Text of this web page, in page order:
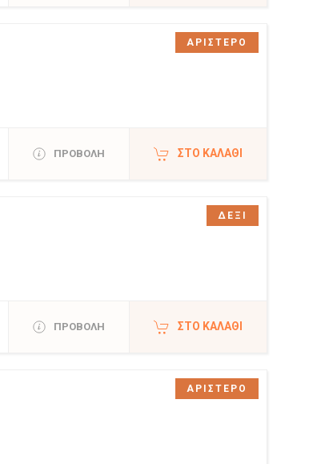
ΠΡΟΒΟΛΗ ΣΤΟ ΚΑΛΆΘΙ
ΑΡΙΣΤΕΡΟ
ΠΡΟΒΟΛΗ ΣΤΟ ΚΑΛΆΘΙ
ΔΕΞΙ
ΑΡΙΣΤΕΡΟ